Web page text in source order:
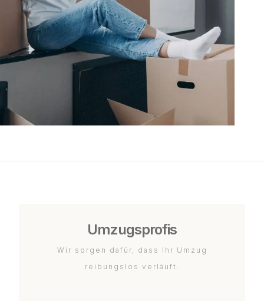
Umzugsprofis
Wir sorgen dafür, dass Ihr Umzug
reibungslos verläuft.